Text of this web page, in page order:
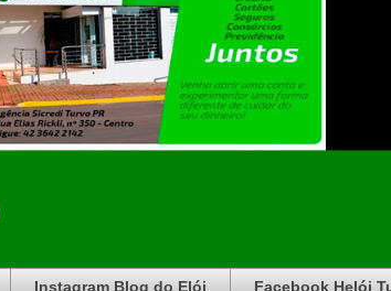
Instagram Blog do Elói Facebook Helói